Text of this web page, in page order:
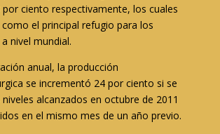
por ciento respectivamente, los cuales
el principal refugio para los
nivel mundial.
anual, la producción
se incrementó 24 por ciento si se
alcanzados en octubre de 2011
en el mismo mes de un año previo.